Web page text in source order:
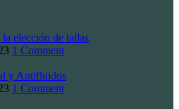
elección de tallas
1 Comment
y Antifluidos
1 Comment